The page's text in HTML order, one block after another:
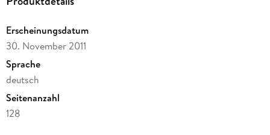
Erscheinungsdatum
30. November 2011
Sprache
deutsch
Seitenanzahl
128